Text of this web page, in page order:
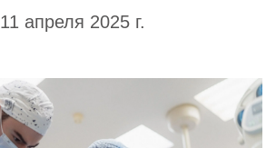
11 апреля 2025 г.